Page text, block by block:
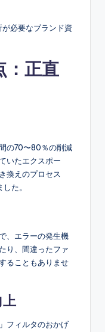
必要なブランド資
：正直
の70〜80％の削減
いたエクスポー
換えのプロセス
た。
、エラーの発生機
り、間違ったファ
ることもありませ
フィルタのおかげ